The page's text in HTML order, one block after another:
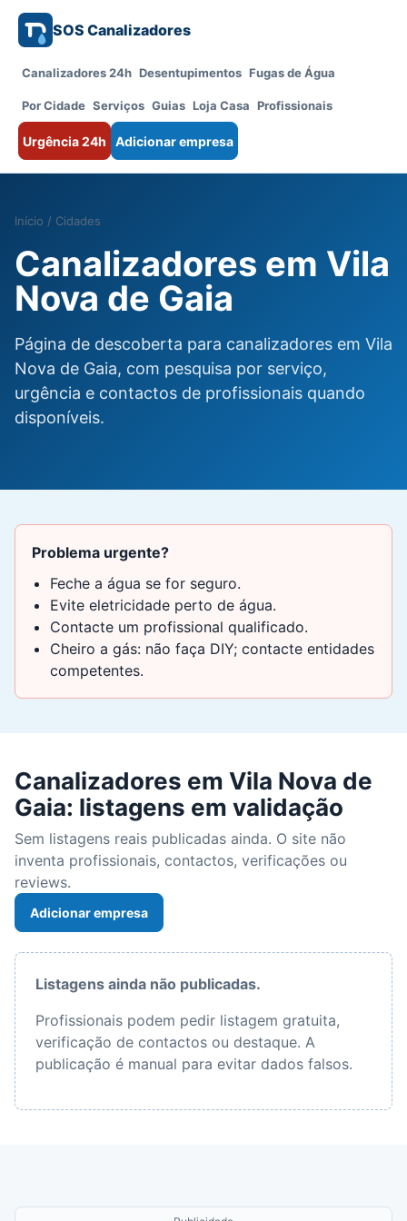
SOS Canalizadores
Canalizadores 24h Desentupimentos Fugas de Água
Por Cidade Serviços Guias Loja Casa Profissionais
Urgência 24h Adicionar empresa
Início / Cidades
Canalizadores em Vila
Nova de Gaia
Página de descoberta para canalizadores em Vila
Nova de Gaia, com pesquisa por serviço,
urgência e contactos de profissionais quando
disponíveis.
Problema urgente?
Feche a água se for seguro.
Evite eletricidade perto de água.
Contacte um profissional qualificado.
Cheiro a gás: não faça DIY; contacte entidades
competentes.
Canalizadores em Vila Nova de
Gaia: listagens em validação
Sem listagens reais publicadas ainda. O site não
inventa profissionais, contactos, verificações ou
reviews.
Adicionar empresa
Listagens ainda não publicadas.
Profissionais podem pedir listagem gratuita,
verificação de contactos ou destaque. A
publicação é manual para evitar dados falsos.